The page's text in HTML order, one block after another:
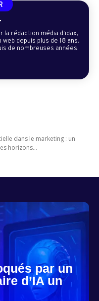
la rédaction média d'idax,
depuis plus de 18 ans.
de nombreuses années.
dans le marketing : un
horizons...
par un
d’IA un